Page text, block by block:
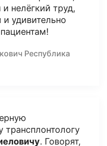
нелёгкий труд,
удивительно
Республика
трансплонтологу
. Говорят,